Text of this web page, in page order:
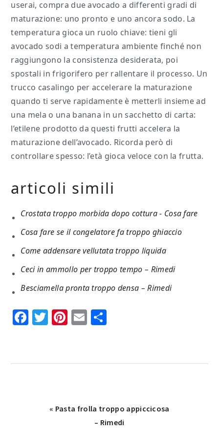
userai, compra due avocado a differenti gradi di
maturazione: uno pronto e uno ancora sodo. La
temperatura gioca un ruolo chiave: tieni gli
avocado sodi a temperatura ambiente finché non
raggiungono la consistenza desiderata, poi
spostali in frigorifero per rallentare il processo. Un
trucco casalingo per accelerare la maturazione
quando ti serve rapidamente è metterli insieme ad
una mela o una banana in un sacchetto di carta:
l’etilene prodotto da questi frutti accelera la
maturazione dell’avocado. Ricorda però di
controllare spesso: l’età gioca veloce con la frutta.
articoli simili
Crostata troppo morbida dopo cottura ​- Cosa fare​​
Cosa fare se il congelatore fa troppo ghiaccio​​
Come addensare vellutata troppo liquida​​
Ceci in ammollo per troppo tempo​​ – Rimedi​
Besciamella pronta troppo densa​ – Rimedi​​
Facebook
Twitter
Pinterest
Email
Previous
« Pasta frolla troppo appiccicosa​
– Rimedi​​